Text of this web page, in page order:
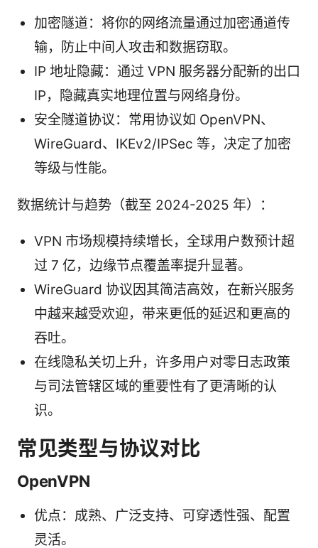
加密隧道：将你的网络流量通过加密通道传
输，防止中间人攻击和数据窃取。
IP 地址隐藏：通过 VPN 服务器分配新的出口
IP，隐藏真实地理位置与网络身份。
安全隧道协议：常用协议如 OpenVPN、
WireGuard、IKEv2/IPSec 等，决定了加密
等级与性能。
数据统计与趋势（截至 2024-2025 年）：
VPN 市场规模持续增长，全球用户数预计超
过 7 亿，边缘节点覆盖率提升显著。
WireGuard 协议因其简洁高效，在新兴服务
中越来越受欢迎，带来更低的延迟和更高的
吞吐。
在线隐私关切上升，许多用户对零日志政策
与司法管辖区域的重要性有了更清晰的认
识。
常见类型与协议对比
OpenVPN
优点：成熟、广泛支持、可穿透性强、配置
灵活。